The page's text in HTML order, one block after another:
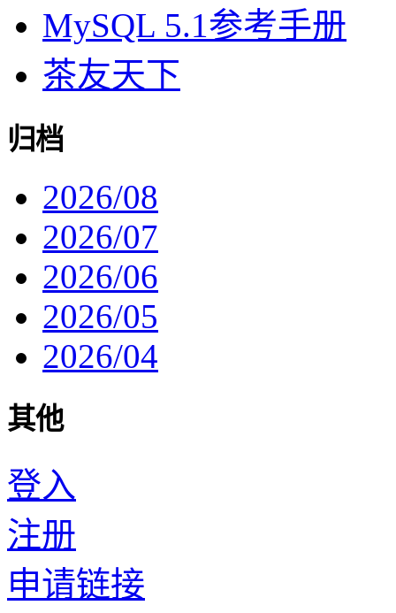
MySQL 5.1参考手册
茶友天下
归档
2026/08
2026/07
2026/06
2026/05
2026/04
其他
登入
注册
申请链接